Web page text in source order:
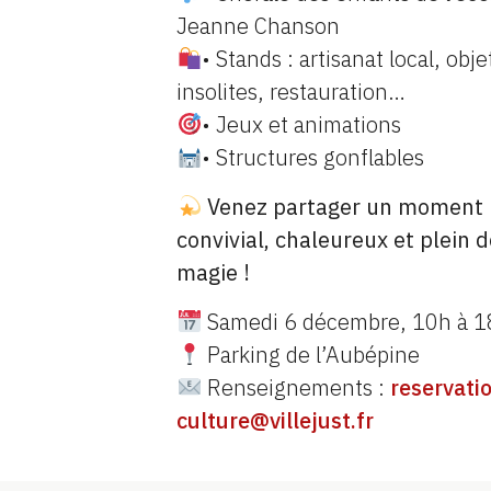
Jeanne Chanson
• Stands : artisanat local,
insolites, restauration…
• Jeux et animations
• Structures gonflables
Venez partager un moment
convivial, chaleureux et plein
magie !
Samedi 6 décembre, 10h à
Parking de l’Aubépine
Renseignements :
culture@villejust.fr